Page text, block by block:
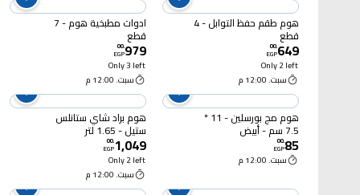
هوم طقم حفظ التوابل - 4
قطع
649
.
00
EGP
Only 2 left
سبت. 12:00 م
ادوات مطبخية هوم - 7
قطع
979
.
00
EGP
Only 3 left
سبت. 12:00 م
هوم مج بورسلين - 11 *
7.5 سم - أبيض
85
.
00
EGP
سبت. 12:00 م
هوم براد شاي ستانلس
ستيل - 1.65 لتر
1,049
.
00
EGP
Only 2 left
سبت. 12:00 م